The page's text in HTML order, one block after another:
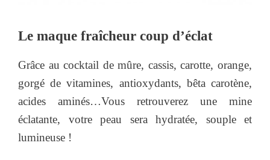
Le maque fraîcheur coup d’éclat
Grâce au cocktail de mûre, cassis, carotte, orange,
gorgé de vitamines, antioxydants, bêta carotène,
acides aminés…Vous retrouverez une mine
éclatante, votre peau sera hydratée, souple et
lumineuse !